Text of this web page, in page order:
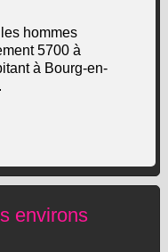
hommes
5700 à
à Bourg-en-
environs